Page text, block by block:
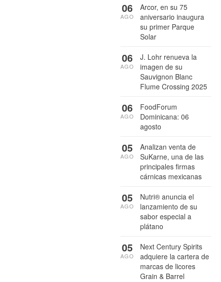
Arcor, en su 75
aniversario inaugura
su primer Parque
Solar
06
AGO
J. Lohr renueva la
imagen de su
Sauvignon Blanc
Flume Crossing 2025
06
AGO
FoodForum
Dominicana: 06
agosto
06
AGO
Analizan venta de
SuKarne, una de las
principales firmas
cárnicas mexicanas
05
AGO
Nutri® anuncia el
lanzamiento de su
sabor especial a
plátano
05
AGO
Next Century Spirits
adquiere la cartera de
marcas de licores
Grain & Barrel
05
AGO